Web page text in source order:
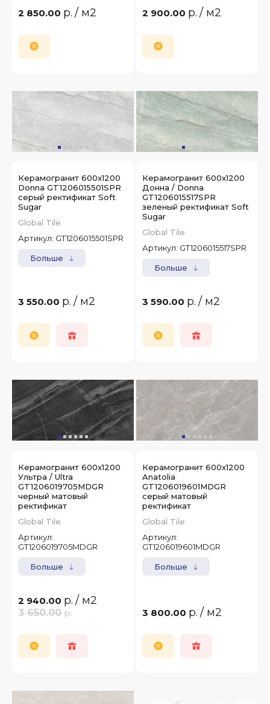
2 850.00 р. / м2 2 900.00 р. / м2
Керамогранит 600x1200
Donna GT1206015501SPR
серый ректификат Soft
Sugar
Global Tile
Артикул: GT1206015501SPR
Больше
3 550.00 р. / м2
Керамогранит 600x1200
Донна / Donna
GT1206015517SPR
зеленый ректификат Soft
Sugar
Global Tile
Артикул: GT1206015517SPR
Больше
3 590.00 р. / м2
Керамогранит 600x1200
Ультра / Ultra
GT1206019705MDGR
черный матовый
ректификат
Global Tile
Артикул:
GT1206019705MDGR
Больше
2 940.00 р. / м2
3 650.00 р.
Керамогранит 600x1200
Anatolia
GT1206019601MDGR
серый матовый
ректификат
Global Tile
Артикул:
GT1206019601MDGR
Больше
3 800.00 р. / м2